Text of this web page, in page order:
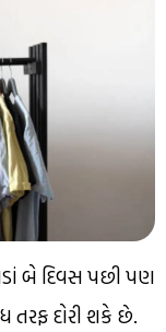
બે દિવસ પછી પણ
દોરી શકે છે.